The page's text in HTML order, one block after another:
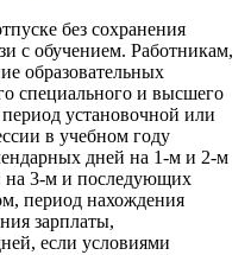
без сохранения
с обучением. Работникам,
образовательных
специального и высшего
установочной или
в учебном году
дней на 1-м и 2-м
на 3-м и последующих
период нахождения
зарплаты,
если условиями